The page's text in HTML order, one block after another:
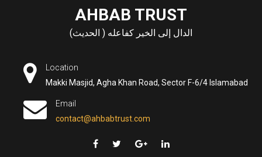
AHBAB TRUST
الدال إلى الخير كفاعله ( الحديث)
Location
Makki Masjid, Agha Khan Road, Sector F-6/4 Islamabad
Email
contact@ahbabtrust.com